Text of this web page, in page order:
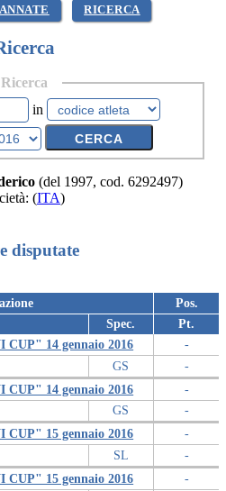
RICERCA
Ricerca
in
(del 1997, cod. 6292497)
(ITA)
disputate
Spec.
Pos.
Pt.
CUP" 14 gennaio 2016
GS
-
-
CUP" 14 gennaio 2016
GS
-
-
CUP" 15 gennaio 2016
SL
-
-
CUP" 15 gennaio 2016
-